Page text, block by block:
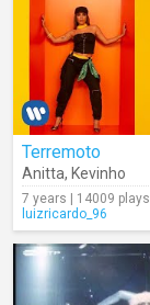
Terremoto
Anitta, Kevinho
7 years | 14009 plays
luizricardo_96